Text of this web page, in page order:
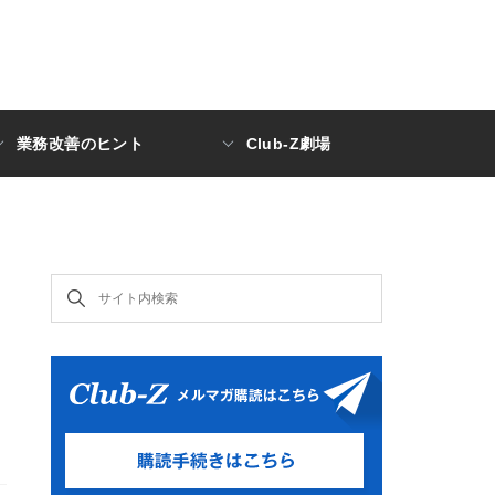
業務改善のヒント Club-Z劇場